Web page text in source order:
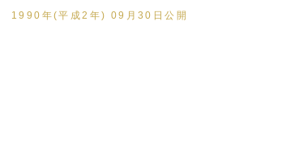
1990年(平成2年) 09月30日公開